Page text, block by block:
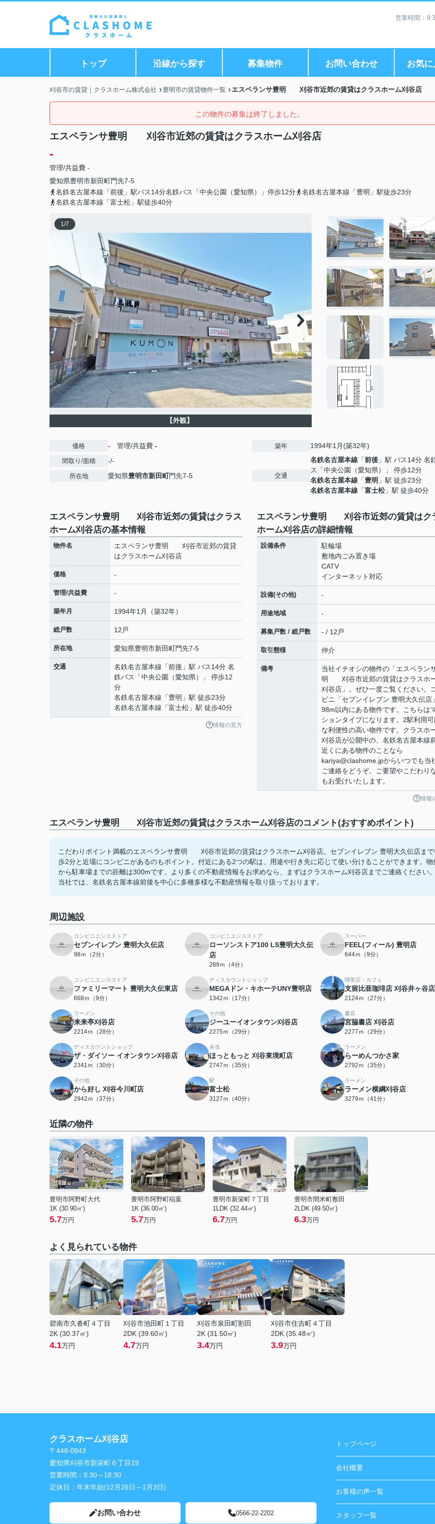
営業時間：
トップ 沿線から探す 募集物件 お問い合わせ お気
刈谷市の賃貸｜クラスホーム株式会社 豊明市の賃貸物件一覧 エスペランサ豊明 刈谷市近郊の賃貸はクラスホーム刈谷店
この物件の募集は終了しました。
エスペランサ豊明 刈谷市近郊の賃貸はクラスホーム刈谷店
-
管理/共益費 -
愛知県豊明市新田町門先7-5
名鉄名古屋本線「前後」駅バス14分名鉄バス「中央公園（愛知県）」停歩12分
名鉄名古屋本線「豊明」駅徒歩23分
名鉄名古屋本線「富士松」駅徒歩40分
1/7
【外観】
価格 - 管理/共益費 -
間取り/面積 -/-
所在地 愛知県豊明市新田町門先7-5
築年 1994年1月(築32年)
交通
名鉄名古屋本線 「前後 」駅 バス14分 名
ス「中央公園（愛知県）」 停歩12分
名鉄名古屋本線 「豊明 」駅 徒歩23分
名鉄名古屋本線 「富士松」駅 徒歩40分
エスペランサ豊明 刈谷市近郊の賃貸はクラス
ホーム刈谷店の基本情報
物件名
エスペランサ豊明 刈谷市近郊の賃貸
はクラスホーム刈谷店
価格 -
管理/共益費 -
築年月 1994年1月（築32年）
総戸数 12戸
所在地 愛知県豊明市新田町門先7-5
交通 名鉄名古屋本線 「前後 」駅 バス14分 名
鉄バス「中央公園（愛知県）」 停歩12
分
名鉄名古屋本線 「豊明 」駅 徒歩23分
名鉄名古屋本線 「富士松 」駅 徒歩40分
情報の見方
エスペランサ豊明 刈谷市近郊の賃貸はク
ホーム刈谷店の詳細情報
設備条件
駐輪場
敷地内ごみ置き場
CATV
インターネット対応
設備(その他) -
用途地域 -
募集戸数 / 総戸数 - / 12戸
取引態様 仲介
備考
当社イチオシの物件の「エスペラン
明 刈谷市近郊の賃貸はクラスホ
刈谷店」。ぜひ一度ご覧ください。
ビニ「セブンイレブン 豊明大久伝店
98m以内にある物件です。こちらは
ションタイプになります。2駅利用
な利便性の高い物件です。クラスホ
刈谷店が公開中の、名鉄名古屋本線
近くにある物件のことなら
kariya@clashome.jpからいつでも当
ご連絡をどうぞ。ご要望やこだわり
もお受けいたします。
情報
エスペランサ豊明 刈谷市近郊の賃貸はクラスホーム刈谷店のコメント(おすすめポイント)
こだわりポイント満載のエスペランサ豊明 刈谷市近郊の賃貸はクラスホーム刈谷店。セブンイレブン 豊明大久伝店ま
歩2分と近場にコンビニがあるのもポイント。付近にある2つの駅は、用途や行き先に応じて使い分けることができます。物
から駐車場までの距離は300mです。より多くの不動産情報をお求めなら、まずはクラスホーム刈谷店までご連絡ください
当社では、名鉄名古屋本線前後を中心に多種多様な不動産情報を取り扱っております。
周辺施設
コンビニエンスストア
セブンイレブン 豊明大久伝店
98ｍ（2分）
コンビニエンスストア
ローソンストア100 LS豊明大久伝
店
289ｍ（4分）
スーパー
FEEL(フィール) 豊明店
644ｍ（9分）
コンビニエンスストア
ファミリーマート 豊明大久伝東店
668ｍ（9分）
ディスカウントショップ
MEGAドン・キホーテUNY豊明店
1342ｍ（17分）
喫茶店・カフェ
支留比亜珈琲店 刈谷井ヶ谷店
2124ｍ（27分）
ラーメン
来来亭刈谷店
2214ｍ（28分）
その他
ジーユーイオンタウン刈谷店
2275ｍ（29分）
書店
宮脇書店 刈谷店
2277ｍ（29分）
ディスカウントショップ
ザ・ダイソー イオンタウン刈谷店
2341ｍ（30分）
弁当
ほっともっと 刈谷東境町店
2747ｍ（35分）
ラーメン
らーめんつかさ家
2792ｍ（35分）
その他
から好し 刈谷今川町店
2942ｍ（37分）
駅
富士松
3127ｍ（40分）
ラーメン
ラーメン横綱刈谷店
3279ｍ（41分）
近隣の物件
豊明市阿野町大代
1K (30.90㎡)
5.7万円
豊明市阿野町稲葉
1K (36.00㎡)
5.7万円
豊明市新栄町７丁目
1LDK (32.44㎡)
6.7万円
豊明市間米町敷田
2LDK (49.50㎡)
6.3万円
よく見られている物件
碧南市久沓町４丁目
2K (30.37㎡)
4.1万円
刈谷市池田町１丁目
2DK (39.60㎡)
4.7万円
刈谷市泉田町割田
2K (31.50㎡)
3.4万円
刈谷市住吉町４丁目
2DK (35.48㎡)
3.9万円
クラスホーム刈谷店
〒448-0843
愛知県刈谷市新栄町６丁目19
営業時間： 9:30～18:30
定休日： 年末年始(12月26日～1月3日)
お問い合わせ 0566-22-2202
トップページ
会社概要
お客様の声一覧
スタッフ一覧